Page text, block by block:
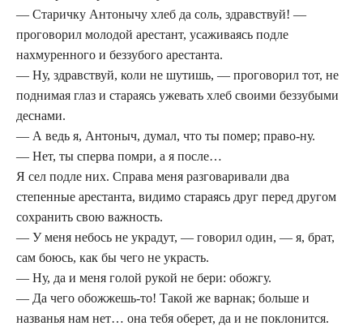
— Старичку Антонычу хлеб да соль, здравствуй! —
проговорил молодой арестант, усаживаясь подле
нахмуренного и беззубого арестанта.
— Ну, здравствуй, коли не шутишь, — проговорил тот, не
поднимая глаз и стараясь ужевать хлеб своими беззубыми
деснами.
— А ведь я, Антоныч, думал, что ты помер; право-ну.
— Нет, ты сперва помри, а я после…
Я сел подле них. Справа меня разговаривали два
степенные арестанта, видимо стараясь друг перед другом
сохранить свою важность.
— У меня небось не украдут, — говорил один, — я, брат,
сам боюсь, как бы чего не украсть.
— Ну, да и меня голой рукой не бери: обожгу.
— Да чего обожжешь-то! Такой же варнак; больше и
названья нам нет… она тебя оберет, да и не поклонится.